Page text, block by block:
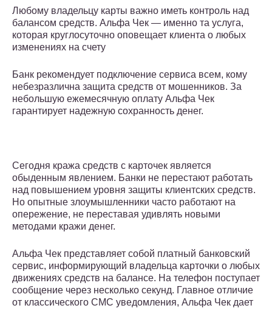
Любому владельцу карты важно иметь контроль над
балансом средств. Альфа Чек — именно та услуга,
которая круглосуточно оповещает клиента о любых
изменениях на счету
Банк рекомендует подключение сервиса всем, кому
небезразлична защита средств от мошенников. За
небольшую ежемесячную оплату Альфа Чек
гарантирует надежную сохранность денег.
Сегодня кража средств с карточек является
обыденным явлением. Банки не перестают работать
над повышением уровня защиты клиентских средств.
Но опытные злоумышленники часто работают на
опережение, не переставая удивлять новыми
методами кражи денег.
Альфа Чек представляет собой платный банковский
сервис, информирующий владельца карточки о любых
движениях средств на балансе. На телефон поступает
сообщение через несколько секунд. Главное отличие
от классического СМС уведомления, Альфа Чек дает